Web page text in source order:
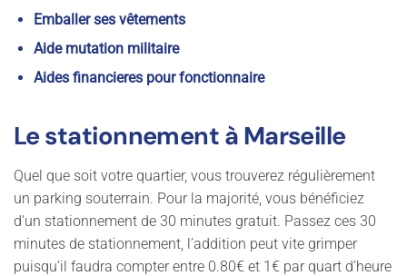
Emballer ses vêtements
Aide mutation militaire
Aides financieres pour fonctionnaire
Le stationnement à Marseille
Quel que soit votre quartier, vous trouverez régulièrement
un parking souterrain. Pour la majorité, vous bénéficiez
d’un stationnement de 30 minutes gratuit. Passez ces 30
minutes de stationnement, l’addition peut vite grimper
puisqu’il faudra compter entre 0.80€ et 1€ par quart d’heure